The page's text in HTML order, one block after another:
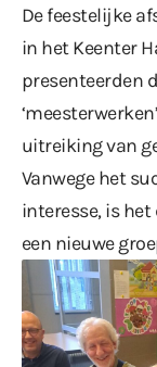
De feestelijke
in het Keenter
presenteerden
uitreiking van
Vanwege het
interesse, is
een nieuwe